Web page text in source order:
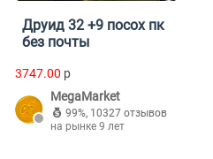
Друид 32 +9 посох пк
без почты
3747.00 p
MegaMarket
99%, 10327 отзывов
на рынке 9 лет